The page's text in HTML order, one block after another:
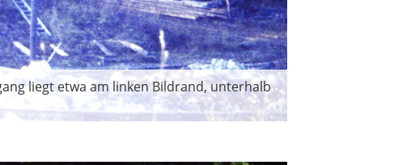
liegt etwa am linken Bildrand, unterhalb